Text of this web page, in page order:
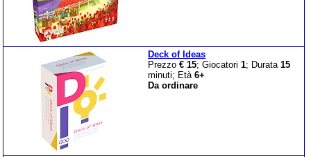
Deck of Ideas
Prezzo € 15; Giocatori 1; Durata 15
minuti; Età 6+
Da ordinare